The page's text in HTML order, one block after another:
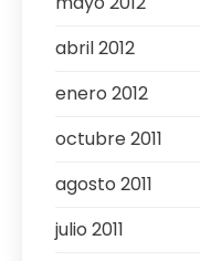
abril 2012
enero 2012
octubre 2011
agosto 2011
julio 2011